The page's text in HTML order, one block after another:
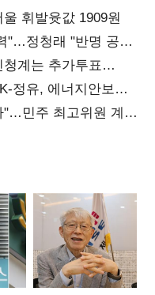
휘발윳값 1909원
"…정청래 "반명 공세
계는 추가투표
정유, 에너지안보
"…민주 최고위원 계파